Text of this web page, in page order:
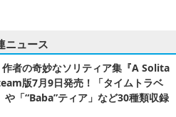
ニュース
作者の奇妙なソリティア集『A Solita
版7月9日発売！「タイムトラベ
や「“Baba”ティア」など30種類収録